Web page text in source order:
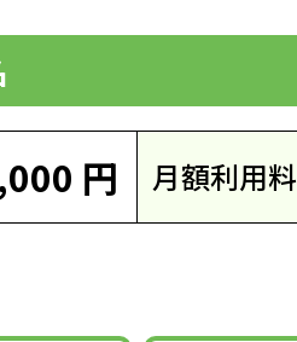
円 月額利用料